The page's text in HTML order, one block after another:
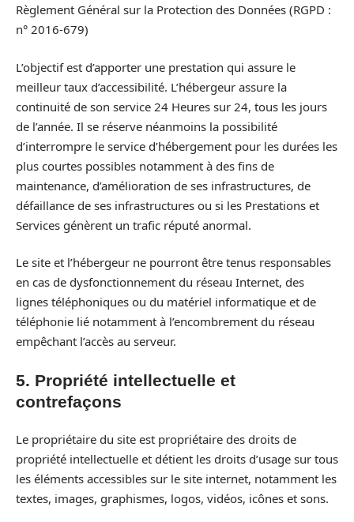
Règlement Général sur la Protection des Données (RGPD :
n° 2016-679)
L’objectif est d’apporter une prestation qui assure le
meilleur taux d’accessibilité. L’hébergeur assure la
continuité de son service 24 Heures sur 24, tous les jours
de l’année. Il se réserve néanmoins la possibilité
d’interrompre le service d’hébergement pour les durées les
plus courtes possibles notamment à des fins de
maintenance, d’amélioration de ses infrastructures, de
défaillance de ses infrastructures ou si les Prestations et
Services génèrent un trafic réputé anormal.
Le site et l’hébergeur ne pourront être tenus responsables
en cas de dysfonctionnement du réseau Internet, des
lignes téléphoniques ou du matériel informatique et de
téléphonie lié notamment à l’encombrement du réseau
empêchant l’accès au serveur.
5. Propriété intellectuelle et
contrefaçons
Le propriétaire du site est propriétaire des droits de
propriété intellectuelle et détient les droits d’usage sur tous
les éléments accessibles sur le site internet, notamment les
textes, images, graphismes, logos, vidéos, icônes et sons.